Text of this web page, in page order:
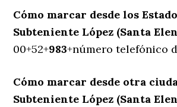
Cómo marcar desde los
Subteniente López (Santa
00+52+983+número telefónico
Cómo marcar desde otra
Subteniente López (Santa